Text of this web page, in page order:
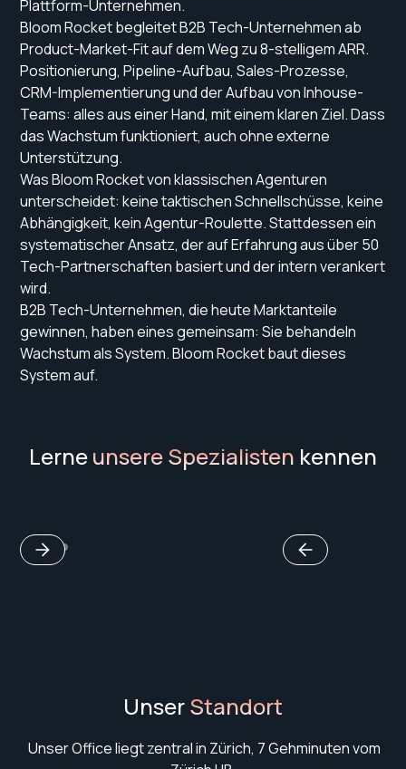
Plattform-Unternehmen.
Bloom Rocket begleitet B2B Tech-Unternehmen ab
Product-Market-Fit auf dem Weg zu 8-stelligem ARR.
Positionierung, Pipeline-Aufbau, Sales-Prozesse,
CRM-Implementierung und der Aufbau von Inhouse-
Teams: alles aus einer Hand, mit einem klaren Ziel. Dass
das Wachstum funktioniert, auch ohne externe
Unterstützung.
Was Bloom Rocket von klassischen Agenturen
unterscheidet: keine taktischen Schnellschüsse, keine
Abhängigkeit, kein Agentur-Roulette. Stattdessen ein
systematischer Ansatz, der auf Erfahrung aus über 50
Tech-Partnerschaften basiert und der intern verankert
wird.
B2B Tech-Unternehmen, die heute Marktanteile
gewinnen, haben eines gemeinsam: Sie behandeln
Wachstum als System. Bloom Rocket baut dieses
System auf.
Lerneunsere Spezialisten kennen
UnserStandort
Unser Office liegt zentral in Zürich, 7 Gehminuten vom